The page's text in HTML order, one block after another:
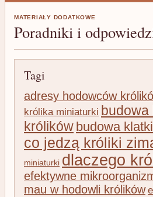
MATERIAŁY DODATKOWE
Poradniki i
Tagi
adresy hodowców
królika miniaturki budowa
królików budowa
co jedzą króliki
miniaturki dlaczego
efektywne
mau w hodowli królików